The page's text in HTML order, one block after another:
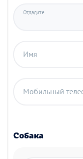
Отдадите
Имя
Мобильный
Собака